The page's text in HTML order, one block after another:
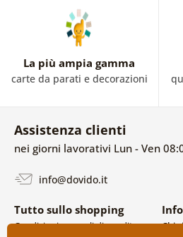
La più ampia gamma
carte da parati e decorazioni
Assistenza clienti
nei giorni lavorativi Lun - Ven
info@dovido.it
Tutto sullo shopping
Condizioni generali di vendita e
Chi